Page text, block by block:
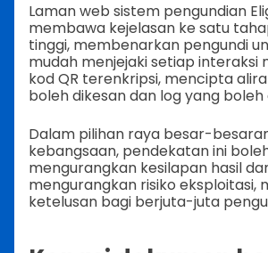
Laman web sistem pengundian
membawa kejelasan ke satu
tinggi, membenarkan pengundi
mudah menjejaki setiap interaksi
kod QR terenkripsi, mencipta
boleh dikesan dan log yang boleh
Dalam pilihan raya besar-
kebangsaan, pendekatan ini
mengurangkan kesilapan hasil
mengurangkan risiko eksploitasi,
ketelusan bagi berjuta-juta